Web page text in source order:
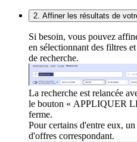
2. Affiner les résultats de
Si besoin, vous pouvez
en sélectionnant des filtres
de recherche.
La recherche est relancée
le bouton « APPLIQUER
ferme.
Pour certains d'entre eux,
d'offres correspondant.